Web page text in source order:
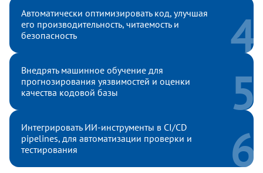
Автоматически оптимизировать код, улучшая
его производительность, читаемость и
безопасность
Внедрять машинное обучение для
прогнозирования уязвимостей и оценки
качества кодовой базы
Интегрировать ИИ-инструменты в CI/CD
pipelines, для автоматизации проверки и
тестирования